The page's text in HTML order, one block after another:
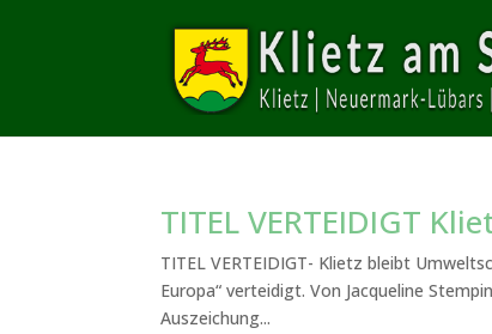
TITEL VERTEIDIGT
TITEL VERTEIDIGT- Klietz bleibt
Europa“ verteidigt. Von Jacqueline
Auszeichung...